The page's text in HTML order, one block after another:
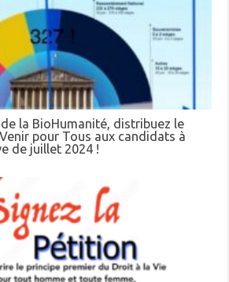
la BioHumanité, distribuez le
pour Tous aux candidats à
de juillet 2024 !